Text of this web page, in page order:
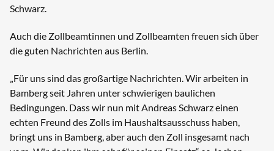
Schwarz.
Auch die Zollbeamtinnen und Zollbeamten freuen sich über
die guten Nachrichten aus Berlin.
„Für uns sind das großartige Nachrichten. Wir arbeiten in
Bamberg seit Jahren unter schwierigen baulichen
Bedingungen. Dass wir nun mit Andreas Schwarz einen
echten Freund des Zolls im Haushaltsausschuss haben,
bringt uns in Bamberg, aber auch den Zoll insgesamt nach